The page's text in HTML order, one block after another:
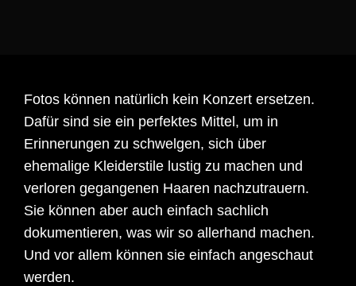
Fotos können natürlich kein Konzert ersetzen.
Dafür sind sie ein perfektes Mittel, um in
Erinnerungen zu schwelgen, sich über
ehemalige Kleiderstile lustig zu machen und
verloren gegangenen Haaren nachzutrauern.
Sie können aber auch einfach sachlich
dokumentieren, was wir so allerhand machen.
Und vor allem können sie einfach angeschaut
werden.